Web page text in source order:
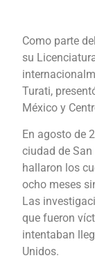
Como parte
su
Turati,
México y
En agosto de
ciudad de
hallaron los
ocho meses
Las
que fueron
intentaban
Unidos.